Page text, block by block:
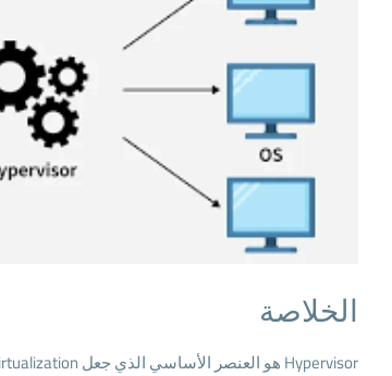
الخلاصة
Hypervisor هو العنصر الأساسي الذي جعل Virtualization والحوسبة السحابية ممكنة وفعالة بالشكل الحالي.